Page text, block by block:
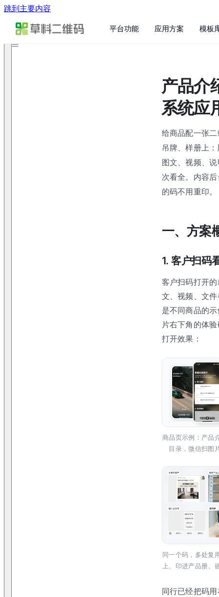
跳到主要内容
平台功能 应用方案 模板
产品介
系统应
给商品配一张
吊牌、样册上
图文、视频、
次看全。内容
的码不用重印。
一、方案
1. 客户扫码
客户扫码打开
文、视频、文
是不同商品的
片右下角的体
打开效果：
商品页示例：产品
目录，微信扫图
同一个码，多处复
上、印进产品册、
同行已经把码